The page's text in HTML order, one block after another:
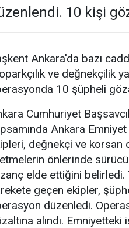
10 kişi
Ankara'da bazı
ve değnekçilik
10 şüpheli
Cumhuriyet
Ankara
değnekçi ve korsan
önlerinde
elde ettiğini belirledi.
geçen ekipler,
düzenledi.
alındı.